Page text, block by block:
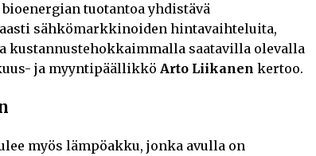
tuotantoa yhdistävä
sähkömarkkinoiden hintavaihteluita,
kustannustehokkaimmalla saatavilla olevalla
ja myyntipäällikkö Arto Liikanen kertoo.
myös lämpöakku, jonka avulla on